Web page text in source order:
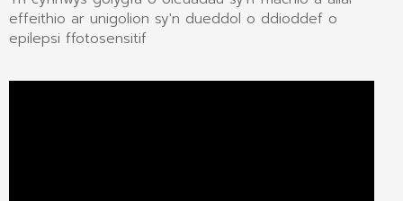
effeithio ar unigolion sy'n dueddol o ddioddef o
epilepsi ffotosensitif